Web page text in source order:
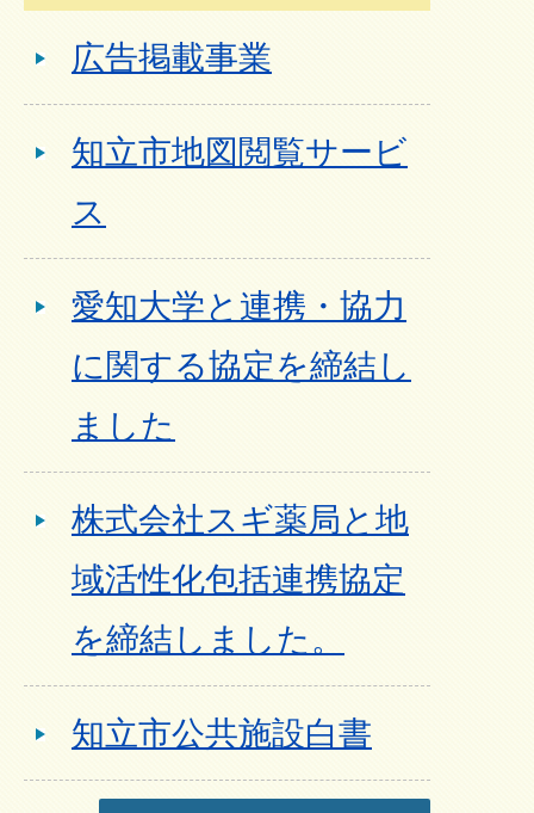
広告掲載事業
知立市地図閲覧サービ
ス
愛知大学と連携・協力
に関する協定を締結し
ました
株式会社スギ薬局と地
域活性化包括連携協定
を締結しました。
知立市公共施設白書